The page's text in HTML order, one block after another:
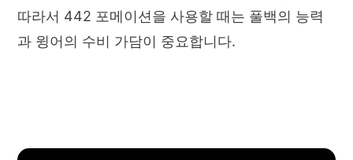
따라서 442 포메이션을 사용할 때는 풀백의 능력
과 윙어의 수비 가담이 중요합니다.